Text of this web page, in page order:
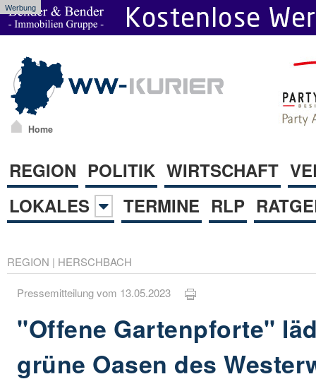
Werbung
Home
REGION POLITIK WIRTSCHAFT
LOKALES
TERMINE RLP
REGION | HERSCHBACH
Pressemitteilung vom 13.05.2023
"Offene Gartenpforte"
grüne Oasen des